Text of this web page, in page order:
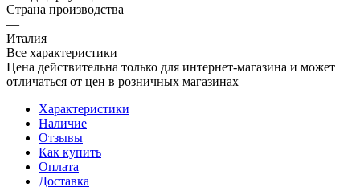
Страна производства
—
Италия
Все характеристики
Цена действительна только для интернет-магазина и может
отличаться от цен в розничных магазинах
Характеристики
Наличие
Отзывы
Как купить
Оплата
Доставка